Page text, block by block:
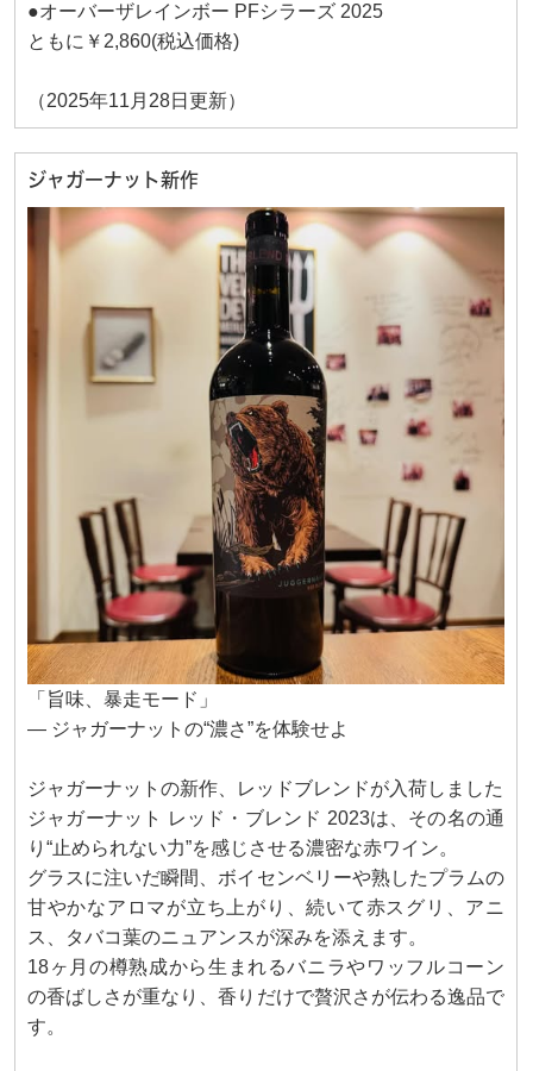
●オーバーザレインボー PFシラーズ 2025
ともに￥2,860(税込価格)
（2025年11月28日更新）
ジャガーナット新作
「旨味、暴走モード」
― ジャガーナットの“濃さ”を体験せよ
ジャガーナットの新作、レッドブレンドが入荷しました
ジャガーナット レッド・ブレンド 2023は、その名の通
り“止められない力”を感じさせる濃密な赤ワイン。
グラスに注いだ瞬間、ボイセンベリーや熟したプラムの
甘やかなアロマが立ち上がり、続いて赤スグリ、アニ
ス、タバコ葉のニュアンスが深みを添えます。
18ヶ月の樽熟成から生まれるバニラやワッフルコーン
の香ばしさが重なり、香りだけで贅沢さが伝わる逸品で
す。